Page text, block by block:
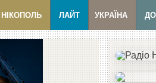
ЛАЙТ УКРАЇНА